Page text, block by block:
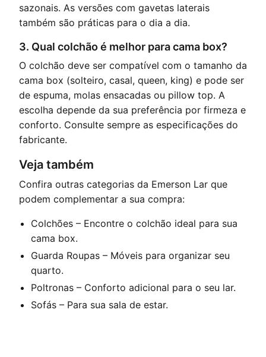
sazonais. As versões com gavetas laterais
também são práticas para o dia a dia.
3. Qual colchão é melhor para cama box?
O colchão deve ser compatível com o tamanho da
cama box (solteiro, casal, queen, king) e pode ser
de espuma, molas ensacadas ou pillow top. A
escolha depende da sua preferência por firmeza e
conforto. Consulte sempre as especificações do
fabricante.
Veja também
Confira outras categorias da Emerson Lar que
podem complementar a sua compra:
Colchões – Encontre o colchão ideal para sua
cama box.
Guarda Roupas – Móveis para organizar seu
quarto.
Poltronas – Conforto adicional para o seu lar.
Sofás – Para sua sala de estar.